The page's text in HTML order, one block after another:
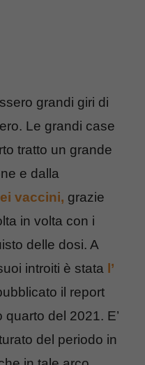
grandi giri di
Le grandi case
tratto un grande
e dalla
vaccini, grazie
in volta con i
delle dosi. A
introiti è stata l’
il report
del 2021. E’
del periodo in